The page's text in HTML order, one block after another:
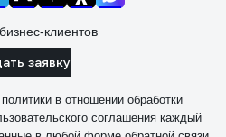
клиентов
заявку
политики в отношении обработки
соглашения каждый